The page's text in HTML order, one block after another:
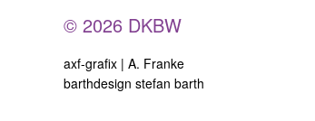
© 2026 DKBW
axf-grafix | A. Franke
barthdesign stefan barth